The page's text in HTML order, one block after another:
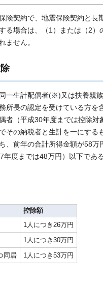
険契約で、地震保険契約と長
る場合は、（1）または（2）
ません。
一生計配偶者(※)又は扶養親
所長の認定を受けている方を
者（平成30年度までは控除対
その納税者と生計を一にする
、前年の合計所得金額が58万
年度までは48万円）以下であ
控除額
1人につき26万円
1人につき30万円
同居
1人につき53万円